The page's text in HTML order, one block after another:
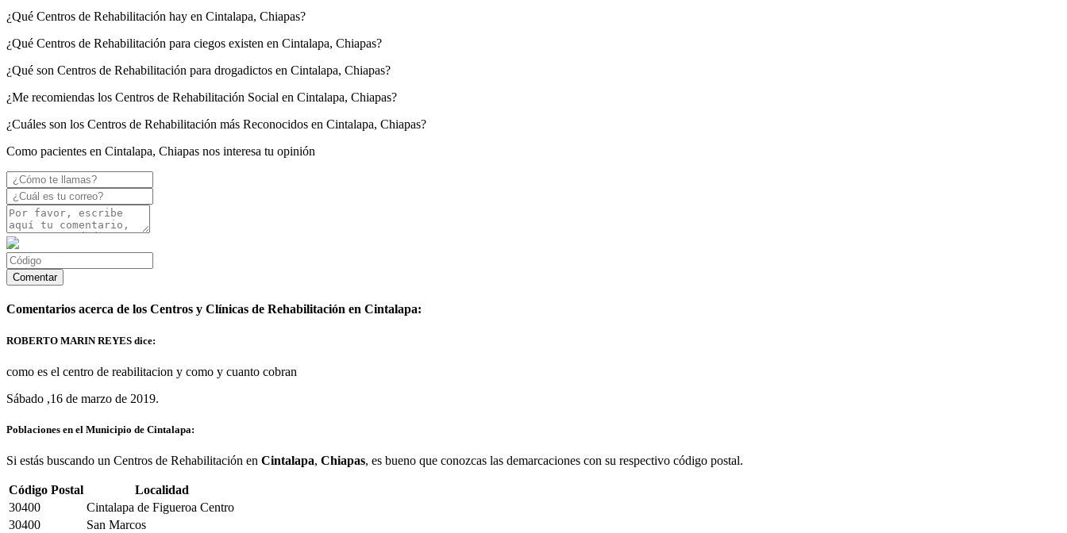
¿Qué Centros de Rehabilitación hay en Cintalapa, Chiapas?
¿Qué Centros de Rehabilitación para ciegos existen en Cintalapa, Chiapas?
¿Qué son Centros de Rehabilitación para drogadictos en Cintalapa, Chiapas?
¿Me recomiendas los Centros de Rehabilitación Social en Cintalapa, Chiapas?
¿Cuáles son los Centros de Rehabilitación más Reconocidos en Cintalapa, Chiapas?
Como pacientes en Cintalapa, Chiapas nos interesa tu opinión
Comentarios acerca de los Centros y Clínicas de Rehabilitación en Cintalapa:
ROBERTO MARIN REYES dice:
como es el centro de reabilitacion y como y cuanto cobran
Sábado ,16 de marzo de 2019.
Poblaciones en el Municipio de Cintalapa:
Si estás buscando un Centros de Rehabilitación en Cintalapa, Chiapas, es bueno que conozcas las demarcaciones con su respectivo código postal.
Código Postal
Localidad
30400
Cintalapa de Figueroa Centro
30400
San Marcos